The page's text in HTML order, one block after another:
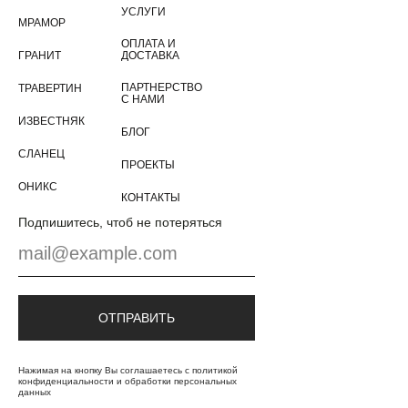
+7
ОТПРАВИТЬ
Нажимая на кнопку Вы соглашаетесь с политикой
конфиденциальности и обработки персональных данных
МРАМОР
ГРАНИТ
ТРАВЕРТИН
ИЗВЕСТНЯК
СЛАНЕЦ
ОНИКС
УСЛУГИ
ОПЛАТА И
ДОСТАВКА
ПАРТНЕРСТВО
С НАМИ
БЛОГ
ПРОЕКТЫ
КОНТАКТЫ
Подпишитесь, чтоб не потеряться
ОТПРАВИТЬ
Нажимая на кнопку Вы соглашаетесь с политикой
конфиденциальности и обработки персональных
данных